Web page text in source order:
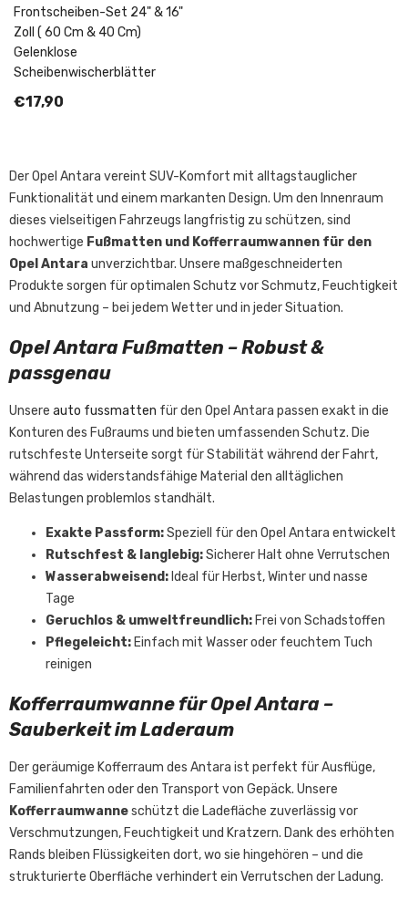
Frontscheiben-Set 24" & 16"
Zoll ( 60 Cm & 40 Cm)
Gelenklose
Scheibenwischerblätter
€17,90
Der Opel Antara vereint SUV-Komfort mit alltagstauglicher
Funktionalität und einem markanten Design. Um den Innenraum
dieses vielseitigen Fahrzeugs langfristig zu schützen, sind
hochwertige Fußmatten und Kofferraumwannen für den
Opel Antara unverzichtbar. Unsere maßgeschneiderten
Produkte sorgen für optimalen Schutz vor Schmutz, Feuchtigkeit
und Abnutzung – bei jedem Wetter und in jeder Situation.
Opel Antara Fußmatten – Robust &
passgenau
Unsere auto fussmatten für den Opel Antara passen exakt in die
Konturen des Fußraums und bieten umfassenden Schutz. Die
rutschfeste Unterseite sorgt für Stabilität während der Fahrt,
während das widerstandsfähige Material den alltäglichen
Belastungen problemlos standhält.
Exakte Passform:Speziell für den Opel Antara entwickelt
Rutschfest & langlebig:Sicherer Halt ohne Verrutschen
Wasserabweisend: Ideal für Herbst, Winter und nasse
Tage
Geruchlos & umweltfreundlich: Frei von Schadstoffen
Pflegeleicht: Einfach mit Wasser oder feuchtem Tuch
reinigen
Kofferraumwanne für Opel Antara –
Sauberkeit im Laderaum
Der geräumige Kofferraum des Antara ist perfekt für Ausflüge,
Familienfahrten oder den Transport von Gepäck. Unsere
Kofferraumwanneschützt die Ladefläche zuverlässig vor
Verschmutzungen, Feuchtigkeit und Kratzern. Dank des erhöhten
Rands bleiben Flüssigkeiten dort, wo sie hingehören – und die
strukturierte Oberfläche verhindert ein Verrutschen der Ladung.